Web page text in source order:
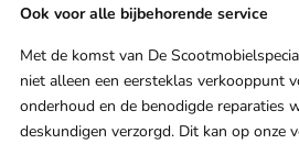
Ook voor alle bijbehorende service
Met de komst van De
niet alleen een eersteklas verkooppunt
onderhoud en de benodigde reparaties
deskundigen verzorgd. Dit kan op onze